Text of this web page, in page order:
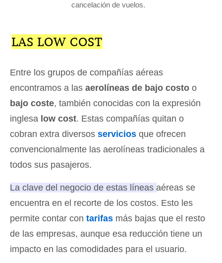
cancelación de vuelos.
LAS LOW COST
Entre los grupos de compañías aéreas
encontramos a las aerolíneas de bajo costo o
bajo coste, también conocidas con la expresión
inglesa low cost. Estas compañías quitan o
cobran extra diversos servicios que ofrecen
convencionalmente las aerolíneas tradicionales a
todos sus pasajeros.
La clave del negocio de estas líneas aéreas se
encuentra en el recorte de los costos. Esto les
permite contar con tarifas más bajas que el resto
de las empresas, aunque esa reducción tiene un
impacto en las comodidades para el usuario.